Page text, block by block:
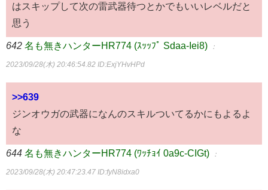
はスキップして次の雷武器待つとかでもいいレベルだと
思う
642 名も無きハンターHR774 (ｽｯｯﾌﾟ Sdaa-Iei8) ：
2023/09/28(木) 20:46:54.82 ID:ExjYHvHPd
>>639
ジンオウガの武器になんのスキルついてるかにもよるよ
な
644 名も無きハンターHR774 (ﾜｯﾁｮｲ 0a9c-CIGt) ：
2023/09/28(木) 20:47:23.47 ID:fyN8idxa0